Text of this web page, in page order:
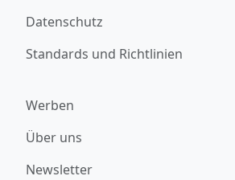
Datenschutz
Standards und Richtlinien
Werben
Über uns
Newsletter